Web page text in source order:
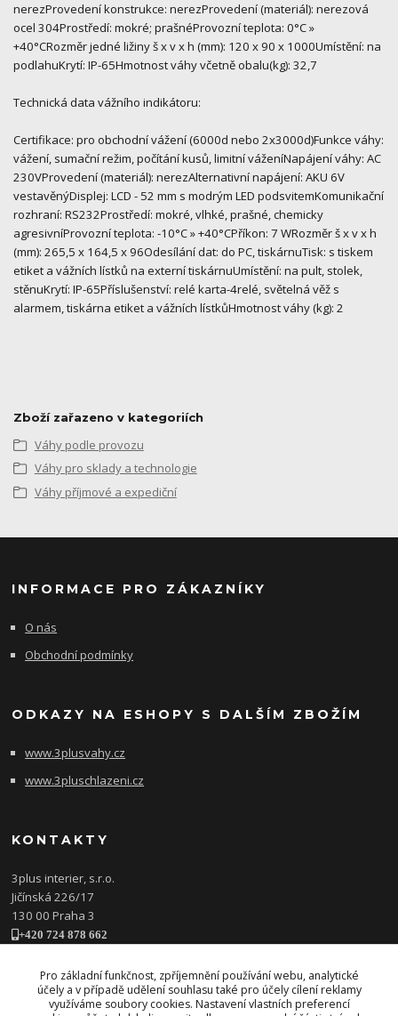
nerezProvedení konstrukce: nerezProvedení (materiál): nerezová
ocel 304Prostředí: mokré; prašnéProvozní teplota: 0°C »
+40°CRozměr jedné ližiny š x v x h (mm): 120 x 90 x 1000Umístění: na
podlahuKrytí: IP-65Hmotnost váhy včetně obalu(kg): 32,7
Technická data vážního indikátoru:
Certifikace: pro obchodní vážení (6000d nebo 2x3000d)Funkce váhy:
vážení, sumační režim, počítání kusů, limitní váženíNapájení váhy: AC
230VProvedení (materiál): nerezAlternativní napájení: AKU 6V
vestavěnýDisplej: LCD - 52 mm s modrým LED podsvitemKomunikační
rozhraní: RS232Prostředí: mokré, vlhké, prašné, chemicky
agresivníProvozní teplota: -10°C » +40°CPříkon: 7 WRozměr š x v x h
(mm): 265,5 x 164,5 x 96Odesílání dat: do PC, tiskárnuTisk: s tiskem
etiket a vážních lístků na externí tiskárnuUmístění: na pult, stolek,
stěnuKrytí: IP-65Příslušenství: relé karta-4relé, světelná věž s
alarmem, tiskárna etiket a vážních lístkůHmotnost váhy (kg): 2
Zboží zařazeno v kategoriích
Váhy podle provozu
Váhy pro sklady a technologie
Váhy příjmové a expediční
INFORMACE PRO ZÁKAZNÍKY
O nás
Obchodní podmínky
ODKAZY NA ESHOPY S DALŠÍM ZBOŽÍM
www.3plusvahy.cz
www.3pluschlazeni.cz
KONTAKTY
3plus interier, s.r.o.
Jičínská 226/17
130 00 Praha 3
+420 724 878 662
www.3plusinterier.cz
facebook
Pro základní funkčnost, zpříjemnění používání webu, analytické
účely a v případě udělení souhlasu také pro účely cílení reklamy
využíváme soubory cookies. Nastavení vlastních preferencí